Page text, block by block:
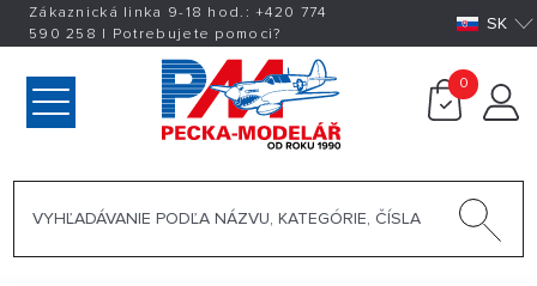
Zákaznická linka 9-18 hod.:+420 774
590 258 | Potrebujete pomoci? SK
0